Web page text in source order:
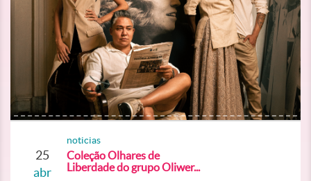
25
abr
noticias
Coleção Olhares de
Liberdade do grupo Oliwer...